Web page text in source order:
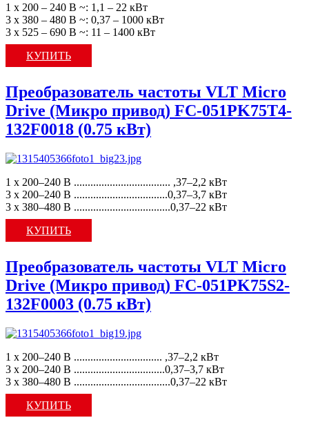
1 х 200 – 240 В ~: 1,1 – 22 кВт
3 х 380 – 480 В ~: 0,37 – 1000 кВт
3 х 525 – 690 В ~: 11 – 1400 кВт
КУПИТЬ
Преобразователь частоты VLT Micro
Drive (Микро привод) FC-051PK75T4-
132F0018 (0.75 кВт)
1 x 200–240 В ................................... ,37–2,2 кВт
3 x 200–240 В ..................................0,37–3,7 кВт
3 x 380–480 В ...................................0,37–22 кВт
КУПИТЬ
Преобразователь частоты VLT Micro
Drive (Микро привод) FC-051PK75S2-
132F0003 (0.75 кВт)
1 x 200–240 В ................................ ,37–2,2 кВт
3 x 200–240 В .................................0,37–3,7 кВт
3 x 380–480 В ...................................0,37–22 кВт
КУПИТЬ